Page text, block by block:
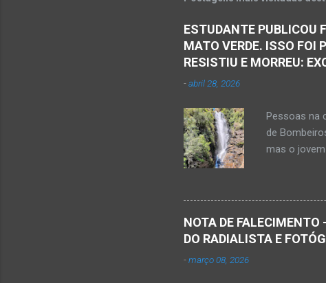
t
á
o
s
ESTUDANTE PUBLICOU
MATO VERDE. ISSO FOI
RESISTIU E MORREU:
-abril 28, 2026
Pessoas na
de
mas o
Mato
feira, dia 28
Populares,
estudante
NOTA DE FALECIMENTO
DO RADIALISTA E
-março 08, 2026